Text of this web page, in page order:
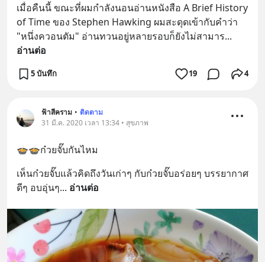
เมื่อคืนนี้ ขณะที่ผมกำลังนอนอ่านหนังสือ A Brief History
of Time ของ Stephen Hawking ผมสะดุดเข้ากับคำว่า
"หนึ่งควอนตัม" อ่านทวนอยู่หลายรอบก็ยังไม่สามาร
อ่านต่อ
5 บันทึก 19 4
ฟ้าสีคราม • ติดตาม
31 มี.ค. 2020 เวลา 13:34 • สุขภาพ
🍲🍲ก๋วยจั๊บกันไหม
เห็นก๋วยจั๊บแล้วคิดถึงวันเก่าๆ กับก๋วยจั๊บอร่อยๆ บรรยากาศ
ดีๆ อบอุ่นๆ... อ่านต่อ